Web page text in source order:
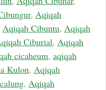
, Aqiqah
Aqiqah Cibuntu, Aqiqah
Ciburial, Aqiqah
cicaheum, aqiqah
Kulon, Aqiqah
, Aqiqah